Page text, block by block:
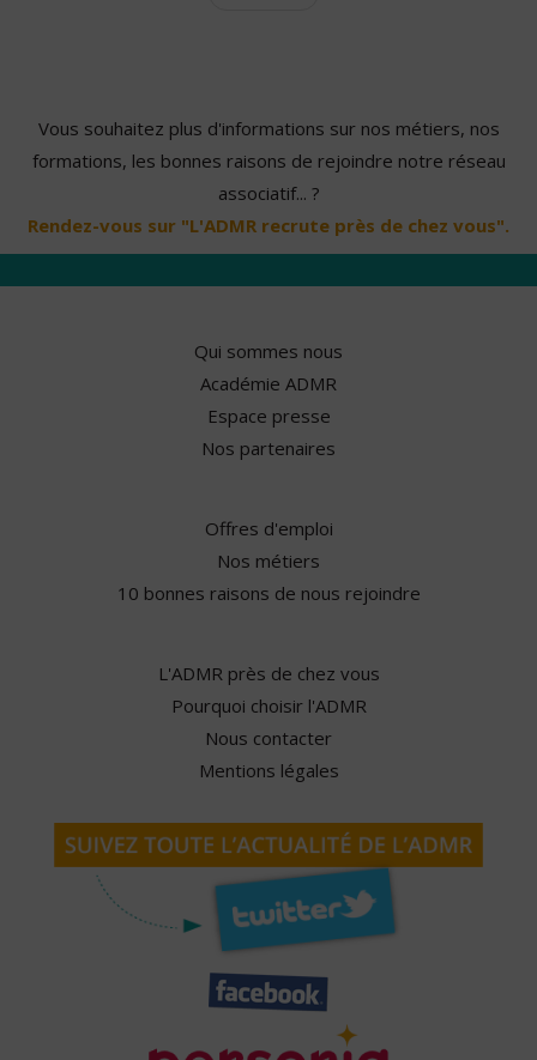
Vous souhaitez plus d'informations sur nos métiers, nos
formations, les bonnes raisons de rejoindre notre réseau
associatif... ?
Rendez-vous sur "L'ADMR recrute près de chez vous".
Qui sommes nous
Académie ADMR
Espace presse
Nos partenaires
Offres d'emploi
Nos métiers
10 bonnes raisons de nous rejoindre
L'ADMR près de chez vous
Pourquoi choisir l'ADMR
Nous contacter
Mentions légales